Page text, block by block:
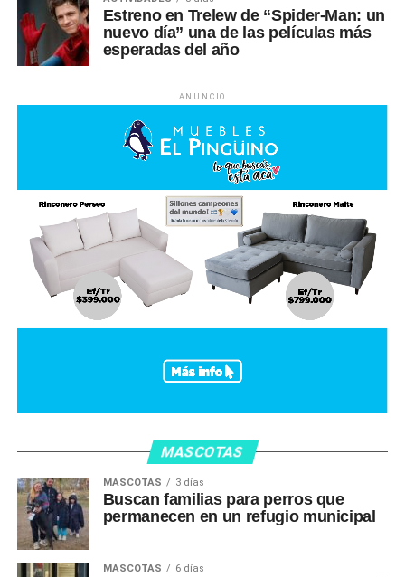
Estreno en Trelew de “Spider-Man: un
nuevo día” una de las películas más
esperadas del año
ANUNCIO
MASCOTAS
MASCOTAS 3 días
Buscan familias para perros que
permanecen en un refugio municipal
MASCOTAS 6 días